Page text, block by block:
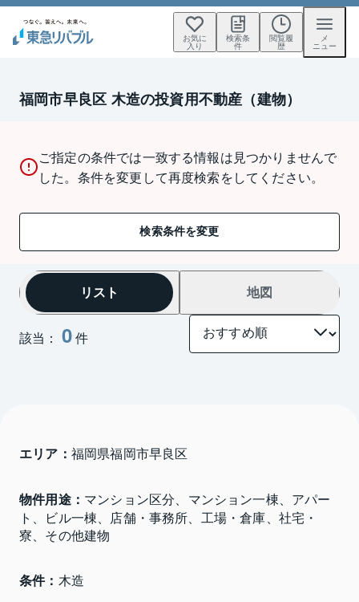
お気に
入り
検索条
件
閲覧履
歴
メ
ニュー
福岡市早良区 木造の投資用不動産（建物）
ご指定の条件では一致する情報は見つかりませんで
した。条件を変更して再度検索をしてください。
検索条件を変更
該当： 0件
リスト 地図
エリア： 福岡県福岡市早良区
物件用途： マンション区分、マンション一棟、アパー
ト、ビル一棟、店舗・事務所、工場・倉庫、社宅・
寮、その他建物
条件： 木造